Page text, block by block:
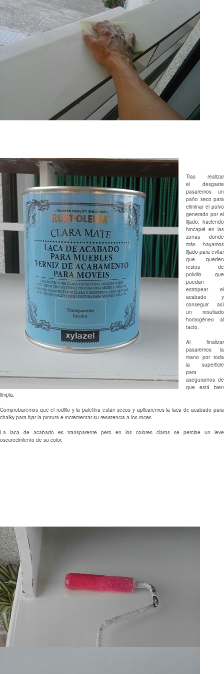
Tras realizar
el desgaste
pasaremos un
paño seco para
eliminar el polvo
generado por el
lijado, haciendo
hincapié en las
zonas donde
más hayamos
lijado para evitar
que queden
restos de
polvillo que
puedan
estropear el
acabado y
conseguir así
un resultado
homogéneo al
tacto.
Al finalizar
pasaremos la
mano por toda
la superficie
para
asegurarnos de
que está bien
limpia.
Comprobaremos que el rodillo y la paletina están secos y aplicaremos la laca de acabado para
chalky para fijar la pintura e incrementar su resistencia a los roces.
La laca de acabado es transparente pero en los colores claros se percibe un leve
oscurecimiento de su color.